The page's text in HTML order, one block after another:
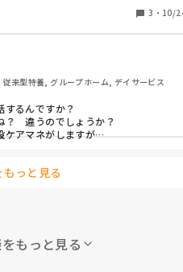
3 ・ 10/
来型特養, グループホーム, デイサービス
するんですか？
　違うのでしょうか？
ケアマネがしますが…
っと見る
もっと見る